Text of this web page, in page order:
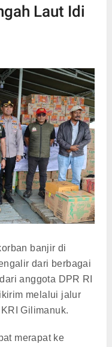
Laut Idi
banjir di
dari berbagai
anggota DPR RI
melalui jalur
Gilimanuk.
merapat ke